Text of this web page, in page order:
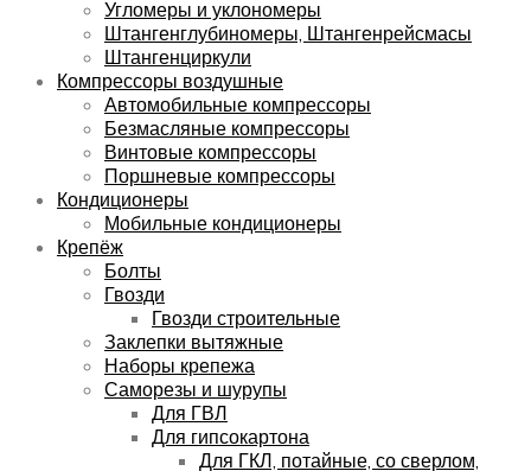
Угломеры и уклономеры
Штангенглубиномеры, Штангенрейсмасы
Штангенциркули
Компрессоры воздушные
Автомобильные компрессоры
Безмасляные компрессоры
Винтовые компрессоры
Поршневые компрессоры
Кондиционеры
Мобильные кондиционеры
Крепёж
Болты
Гвозди
Гвозди строительные
Заклепки вытяжные
Наборы крепежа
Саморезы и шурупы
Для ГВЛ
Для гипсокартона
Для ГКЛ, потайные, со сверлом,